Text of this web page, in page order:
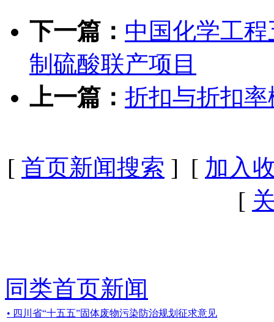
下一篇： 中国化学工
制硫酸联产项目
上一篇： 折扣与折扣
[ 首页新闻搜索 ] [ 加入
[
同类首页新闻
• 四川省“十五五”固体废物污染防治规划征求意见